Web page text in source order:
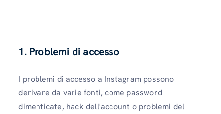
1. Problemi di accesso
I problemi di accesso a Instagram possono
derivare da varie fonti, come password
dimenticate, hack dell'account o problemi del